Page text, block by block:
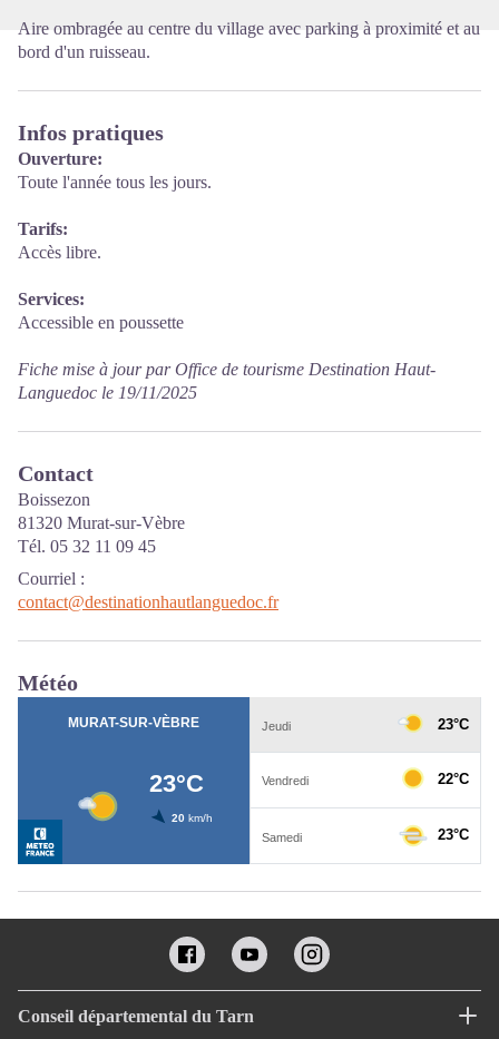
Aire ombragée au centre du village avec parking à proximité et au
bord d'un ruisseau.
Infos pratiques
Ouverture:
Toute l'année tous les jours.
Tarifs:
Accès libre.
Services:
Accessible en poussette
Fiche mise à jour par Office de tourisme Destination Haut-
Languedoc le 19/11/2025
Contact
Boissezon
81320 Murat-sur-Vèbre
Tél. 05 32 11 09 45
Courriel :
contact@destinationhautlanguedoc.fr
Météo
Conseil départemental du Tarn